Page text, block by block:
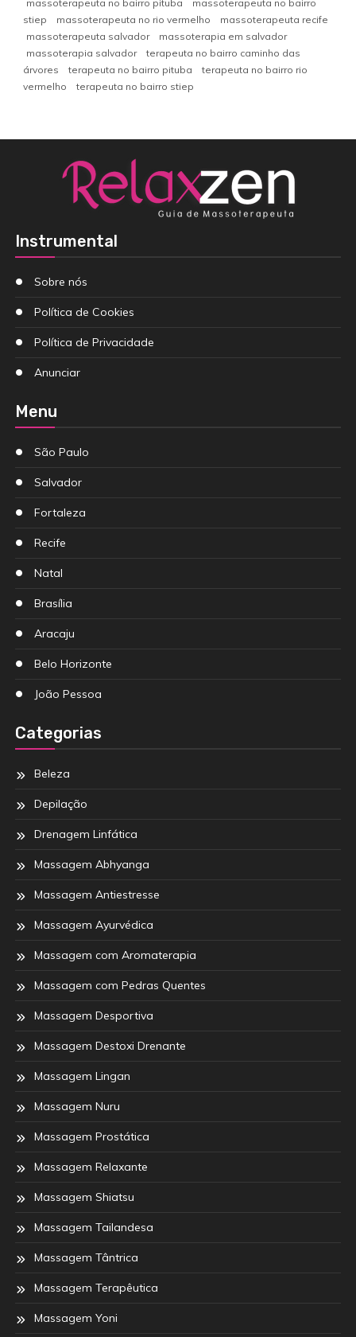
massoterapeuta no bairro pituba
massoterapeuta no bairro
stiep
massoterapeuta no rio vermelho
massoterapeuta recife
massoterapeuta salvador
massoterapia em salvador
massoterapia salvador
terapeuta no bairro caminho das
árvores
terapeuta no bairro pituba
terapeuta no bairro rio
vermelho
terapeuta no bairro stiep
Instrumental
Sobre nós
Política de Cookies
Política de Privacidade
Anunciar
Menu
São Paulo
Salvador
Fortaleza
Recife
Natal
Brasília
Aracaju
Belo Horizonte
João Pessoa
Categorias
Beleza
Depilação
Drenagem Linfática
Massagem Abhyanga
Massagem Antiestresse
Massagem Ayurvédica
Massagem com Aromaterapia
Massagem com Pedras Quentes
Massagem Desportiva
Massagem Destoxi Drenante
Massagem Lingan
Massagem Nuru
Massagem Prostática
Massagem Relaxante
Massagem Shiatsu
Massagem Tailandesa
Massagem Tântrica
Massagem Terapêutica
Massagem Yoni